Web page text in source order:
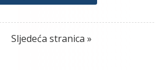
Sljedeća stranica »